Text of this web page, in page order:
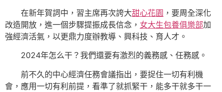
在新年賀詞中，習主席再次誇大甜心花園 ，要周全深化
改造開放，進一個步驟提振成長信念， 女大生包養俱樂部加
強經濟活氣，以更鼎力度辦教導、興科技、育人才。
2024年怎么干？我們還要有激烈的義務感、任務感。
前不久的中心經濟任務會議指出，要捉住一切有利機
會，應用一切有利前提，看準了就抓緊干，能多干就多干一